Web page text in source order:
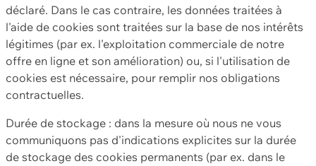
déclaré. Dans le cas contraire, les données traitées à
l'aide de cookies sont traitées sur la base de nos intérêts
légitimes (par ex. l'exploitation commerciale de notre
offre en ligne et son amélioration) ou, si l'utilisation de
cookies est nécessaire, pour remplir nos obligations
contractuelles.
Durée de stockage : dans la mesure où nous ne vous
communiquons pas d'indications explicites sur la durée
de stockage des cookies permanents (par ex. dans le